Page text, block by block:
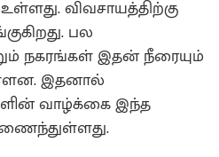
விவசாயத்திற்கு
பல
நகரங்கள் இதன் நீரையும்
இதனால்
வாழ்க்கை இந்த